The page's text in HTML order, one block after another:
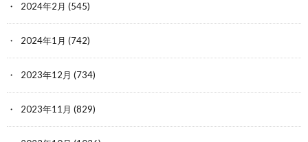
2024年2月 (545)
2024年1月 (742)
2023年12月 (734)
2023年11月 (829)